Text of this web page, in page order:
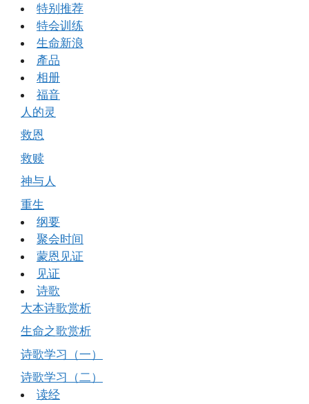
特别推荐
特会训练
生命新浪
產品
相册
福音
人的灵
救恩
救赎
神与人
重生
纲要
聚会时间
蒙恩见证
见证
诗歌
大本诗歌赏析
生命之歌赏析
诗歌学习（一）
诗歌学习（二）
读经